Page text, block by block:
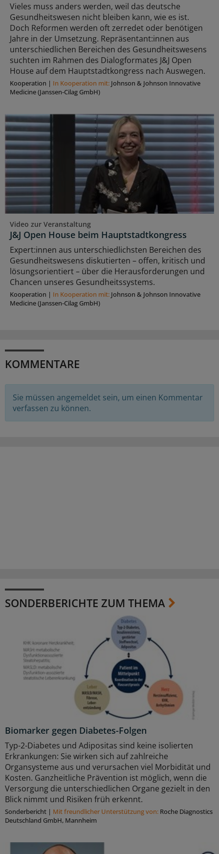
Vieles muss anders werden, weil das deutsche
Gesundheitswesen nicht bleiben kann, wie es ist.
Doch Reformen werden oft zerredet oder benötigen
Jahre in der Umsetzung. Repräsentant:innen aus
unterschiedlichen Bereichen des Gesundheitswesens
suchten im Rahmen des Dialogformates J&J Open
House auf dem Hauptstadtkongress nach Auswegen.
Kooperation | In Kooperation mit: Johnson & Johnson Innovative
Medicine (Janssen-Cilag GmbH)
Video zur Veranstaltung
J&J Open House beim Hauptstadtkongress
Expert:innen aus unterschiedlichsten Bereichen des
Gesundheitswesens diskutierten – offen, kritisch und
lösungsorientiert – über die Herausforderungen und
Chancen unseres Gesundheitssystems.
Kooperation | In Kooperation mit: Johnson & Johnson Innovative
Medicine (Janssen-Cilag GmbH)
KOMMENTARE
Sie müssen angemeldet sein, um einen Kommentar
verfassen zu können.
SONDERBERICHTE ZUM THEMA
Biomarker gegen Diabetes-Folgen
Typ-2-Diabetes und Adipositas sind keine isolierten
Erkrankungen: Sie wirken sich auf zahlreiche
Organsysteme aus und verursachen viel Morbidität und
Kosten. Ganzheitliche Prävention ist möglich, wenn die
Versorgung die unterschiedlichen Organe gezielt in den
Blick nimmt und Risiken früh erkennt.
Sonderbericht | Mit freundlicher Unterstützung von: Roche Diagnostics
Deutschland GmbH, Mannheim